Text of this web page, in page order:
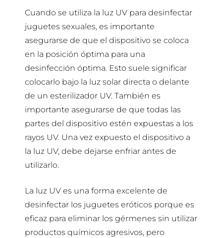
Cuando se utiliza la luz UV para desinfectar
juguetes sexuales, es importante
asegurarse de que el dispositivo se coloca
en la posición óptima para una
desinfección óptima. Esto suele significar
colocarlo bajo la luz solar directa o delante
de un esterilizador UV. También es
importante asegurarse de que todas las
partes del dispositivo estén expuestas a los
rayos UV. Una vez expuesto el dispositivo a
la luz UV, debe dejarse enfriar antes de
utilizarlo.
La luz UV es una forma excelente de
desinfectar los juguetes eróticos porque es
eficaz para eliminar los gérmenes sin utilizar
productos químicos agresivos, pero